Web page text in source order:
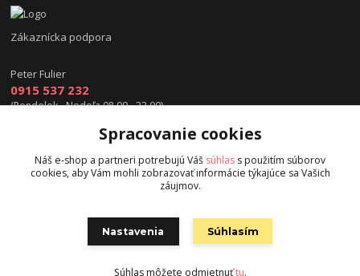
Zákaznícka podpora
Peter Fulier
0915 537 232
(Pondelok - Nedeľa 08.00 - 22.00)
info@hokejexpert.sk
Spracovanie cookies
Náš e-shop a partneri potrebujú Váš súhlas s použitím súborov
cookies, aby Vám mohli zobrazovať informácie týkajúce sa Vašich
záujmov.
Nastavenia Súhlasím
Súhlas môžete odmietnuťtu.